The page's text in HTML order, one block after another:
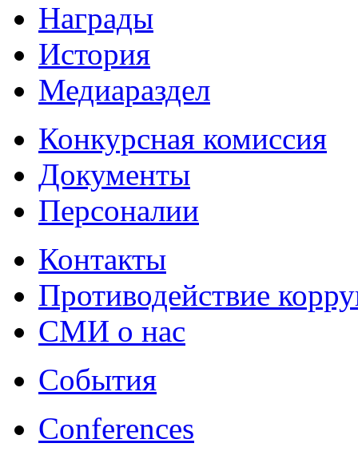
Награды
История
Медиараздел
Конкурсная комиссия
Документы
Персоналии
Контакты
Противодействие
СМИ о нас
События
Conferences